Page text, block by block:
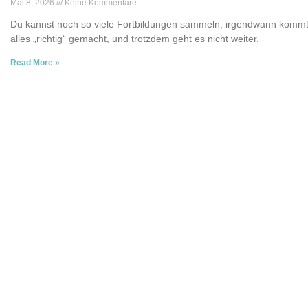
Mai 8, 2026 Keine Kommentare
Du kannst noch so viele Fortbildungen sammeln, irgendwann
alles „richtig“ gemacht, und trotzdem geht es nicht weiter.
Read More »